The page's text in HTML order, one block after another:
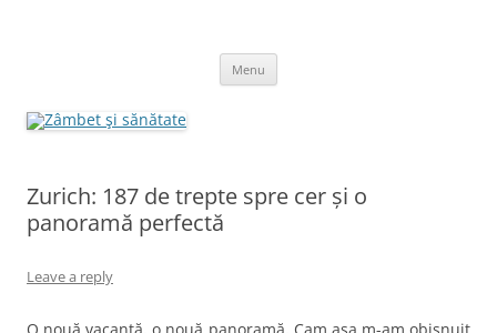
Menu
Zurich: 187 de trepte spre cer și o
panoramă perfectă
Leave a reply